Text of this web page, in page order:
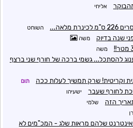
אליחי
השוחט
שנה בדיוק משה
משה
להסתכל... גשמי ברכה של חורף שני ברצף
וקריטית! שרק תמשיך לעלות ככה תום
לחורף שעבר ישעיהו
הזה שלמי
שלהם מראות שלג - המכ"מים לא